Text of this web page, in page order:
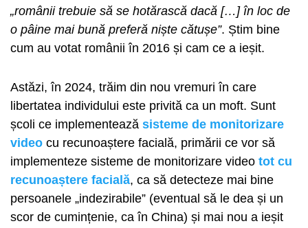
„românii trebuie să se hotărască dacă […] în loc de
o pâine mai bună preferă niște cătușe”. Știm bine
cum au votat românii în 2016 și cam ce a ieșit.
Astăzi, în 2024, trăim din nou vremuri în care
libertatea individului este privită ca un moft. Sunt
școli ce implementează sisteme de monitorizare
video cu recunoaștere facială, primării ce vor să
implementeze sisteme de monitorizare video tot cu
recunoaștere facială, ca să detecteze mai bine
persoanele „indezirabile” (eventual să le dea și un
scor de cumințenie, ca în China) și mai nou a ieșit